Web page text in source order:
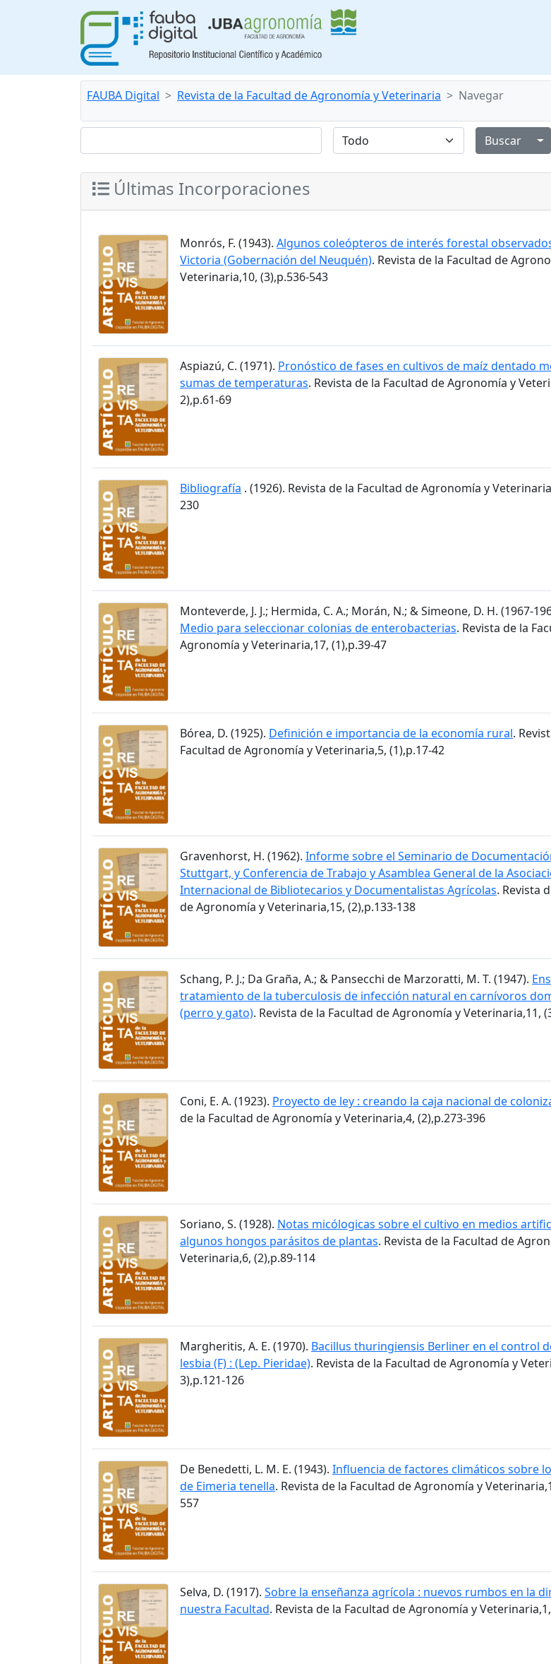
FAUBA Digital Revista de la Facultad de Agronomía y Veterinaria Navegar
Últimas Incorporaciones
Monrós, F. (1943). Algunos coleópteros de interés forestal
Victoria (Gobernación del Neuquén). Revista de la Facultad de
Veterinaria,10, (3),p.536-543
Aspiazú, C. (1971). Pronóstico de fases en cultivos de maíz dentado
sumas de temperaturas. Revista de la Facultad de Agronomía y
2),p.61-69
Bibliografía . (1926). Revista de la Facultad de Agronomía y
230
Monteverde, J. J.; Hermida, C. A.; Morán, N.; & Simeone, D. H. (1967-
Medio para seleccionar colonias de enterobacterias. Revista de la
Agronomía y Veterinaria,17, (1),p.39-47
Bórea, D. (1925). Definición e importancia de la economía rural.
Facultad de Agronomía y Veterinaria,5, (1),p.17-42
Gravenhorst, H. (1962). Informe sobre el Seminario de
Stuttgart, y Conferencia de Trabajo y Asamblea General de la
Internacional de Bibliotecarios y Documentalistas Agrícolas. Revista
de Agronomía y Veterinaria,15, (2),p.133-138
Schang, P. J.; Da Graña, A.; & Pansecchi de Marzoratti, M. T. (1947).
tratamiento de la tuberculosis de infección natural en carnívoros
(perro y gato). Revista de la Facultad de Agronomía y Veterinaria,11,
Coni, E. A. (1923). Proyecto de ley : creando la caja nacional de
de la Facultad de Agronomía y Veterinaria,4, (2),p.273-396
Soriano, S. (1928). Notas micólogicas sobre el cultivo en medios
algunos hongos parásitos de plantas. Revista de la Facultad de
Veterinaria,6, (2),p.89-114
Margheritis, A. E. (1970). Bacillus thuringiensis Berliner en el control
lesbia (F) : (Lep. Pieridae). Revista de la Facultad de Agronomía y
3),p.121-126
De Benedetti, L. M. E. (1943). Influencia de factores climáticos sobre
de Eimeria tenella. Revista de la Facultad de Agronomía y
557
Selva, D. (1917). Sobre la enseñanza agrícola : nuevos rumbos en la
nuestra Facultad. Revista de la Facultad de Agronomía y